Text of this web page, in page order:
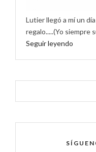
Lutier llegó a mí un
regalo.....(Yo siempre
Seguir leyendo